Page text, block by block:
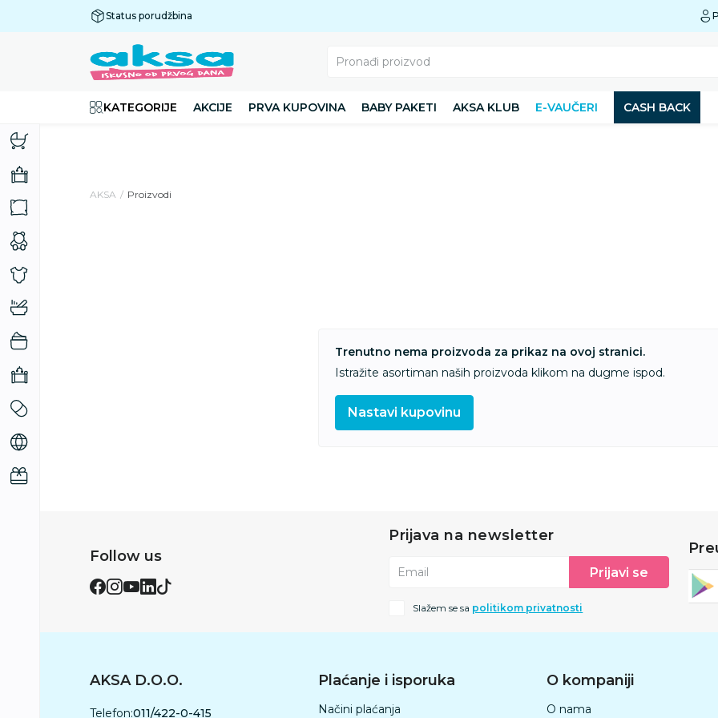
Status porudžbina
Pronađi proizvod
KATEGORIJE AKCIJE PRVA KUPOVINA BABY PAKETI AKSA KLUB E-VAUČERI CASH BACK
AKSA Proizvodi
Trenutno nema proizvoda za prikaz na ovoj stranici.
Istražite asortiman naših proizvoda klikom na dugme ispod.
Nastavi kupovinu
Follow us
Prijava na newsletter
Email Prijavi se
Slažem se sa politikom privatnosti
AKSA D.O.O.
Telefon:011/422-0-415
Plaćanje i isporuka
Načini plaćanja
O kompaniji
O nama